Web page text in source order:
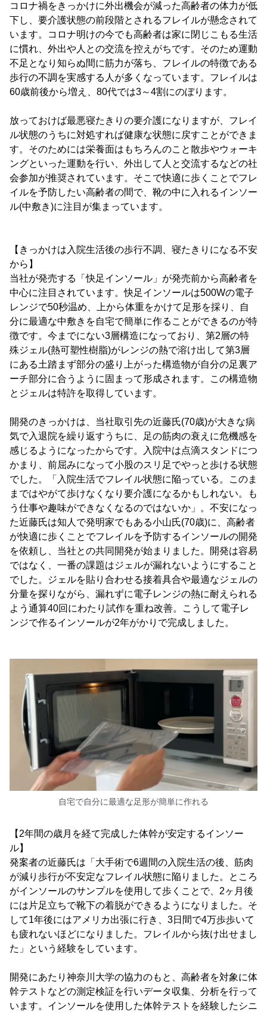
コロナ禍をきっかけに外出機会が減った高齢者の体力が低
下し、要介護状態の前段階とされるフレイルが懸念されて
います。コロナ明けの今でも高齢者は家に閉じこもる生活
に慣れ、外出や人との交流を控えがちです。そのため運動
不足となり知らぬ間に筋力が落ち、フレイルの特徴である
歩行の不調を実感する人が多くなっています。フレイルは
60歳前後から増え、80代では3～4割にのぼります。
放っておけば最悪寝たきりの要介護になりますが、フレイ
ル状態のうちに対処すれば健康な状態に戻すことができま
す。そのためには栄養面はもちろんのこと散歩やウォーキ
ングといった運動を行い、外出して人と交流するなどの社
会参加が推奨されています。そこで快適に歩くことでフレ
イルを予防したい高齢者の間で、靴の中に入れるインソー
ル(中敷き)に注目が集まっています。
【きっかけは入院生活後の歩行不調、寝たきりになる不安
から】
当社が発売する「快足インソール」が発売前から高齢者を
中心に注目されています。快足インソールは500Wの電子
レンジで50秒温め、上から体重をかけて足形を採り、自
分に最適な中敷きを自宅で簡単に作ることができるのが特
徴です。今までにない3層構造になっており、第2層の特
殊ジェル(熱可塑性樹脂)がレンジの熱で溶け出して第3層
にある土踏まず部分の盛り上がった構造物が自分の足裏ア
ーチ部分に合うように固まって形成されます。この構造物
とジェルは特許を取得しています。
開発のきっかけは、当社取引先の近藤氏(70歳)が大きな病
気で入退院を繰り返すうちに、足の筋肉の衰えに危機感を
感じるようになったからです。入院中は点滴スタンドにつ
かまり、前屈みになって小股のスリ足でやっと歩ける状態
でした。「入院生活でフレイル状態に陥っている。このま
まではやがて歩けなくなり要介護になるかもしれない。も
う仕事や趣味ができなくなるのではないか」。不安になっ
た近藤氏は知人で発明家でもある小山氏(70歳)に、高齢者
が快適に歩くことでフレイルを予防するインソールの開発
を依頼し、当社との共同開発が始まりました。開発は容易
ではなく、一番の課題はジェルが漏れないようにすること
でした。ジェルを貼り合わせる接着具合や最適なジェルの
分量を探りながら、漏れずに電子レンジの熱に耐えられる
よう通算40回にわたり試作を重ね改善。こうして電子レ
ンジで作るインソールが2年がかりで完成しました。
自宅で自分に最適な足形が簡単に作れる
【2年間の歳月を経て完成した体幹が安定するインソー
ル】
発案者の近藤氏は「大手術で6週間の入院生活の後、筋肉
が減り歩行が不安定なフレイル状態に陥りました。ところ
がインソールのサンプルを使用して歩くことで、2ヶ月後
には片足立ちで靴下の着脱ができるようになりました。そ
して1年後にはアメリカ出張に行き、3日間で4万歩歩いて
も疲れないほどになりました。フレイルから抜け出せまし
た」という経験をしています。
開発にあたり神奈川大学の協力のもと、高齢者を対象に体
幹テストなどの測定検証を行いデータ収集、分析を行って
います。インソールを使用した体幹テストを経験したシニ